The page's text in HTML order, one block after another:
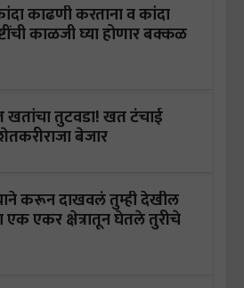
काढणी करताना व कांदा
काळजी घ्या होणार बक्कळ
खतांचा तुटवडा! खत टंचाई
बेजार
करून दाखवलं तुम्ही देखील
एकर क्षेत्रातून घेतले तुरीचे